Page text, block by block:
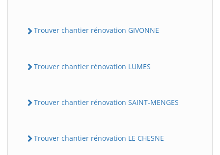
Trouver chantier rénovation GIVONNE
Trouver chantier rénovation LUMES
Trouver chantier rénovation SAINT-MENGES
Trouver chantier rénovation LE CHESNE